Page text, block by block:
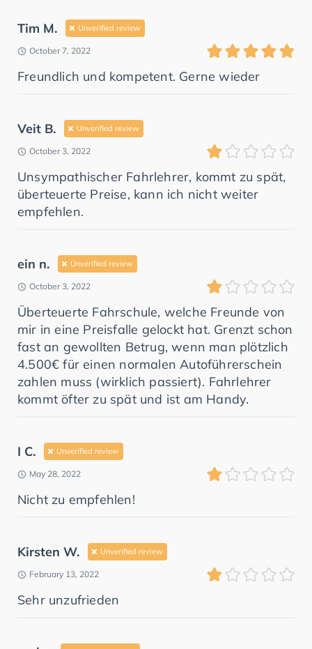
Tim M. Unverified review
October 7, 2022
Freundlich und kompetent. Gerne wieder
Veit B. Unverified review
October 3, 2022
Unsympathischer Fahrlehrer, kommt zu spät,
überteuerte Preise, kann ich nicht weiter
empfehlen.
ein n. Unverified review
October 3, 2022
Überteuerte Fahrschule, welche Freunde von
mir in eine Preisfalle gelockt hat. Grenzt schon
fast an gewollten Betrug, wenn man plötzlich
4.500€ für einen normalen Autoführerschein
zahlen muss (wirklich passiert). Fahrlehrer
kommt öfter zu spät und ist am Handy.
I C. Unverified review
May 28, 2022
Nicht zu empfehlen!
Kirsten W. Unverified review
February 13, 2022
Sehr unzufrieden